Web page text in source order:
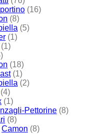
(16)
(8)
(5)
(1)
(1)
(18)
(1)
(2)
(4)
(1)
Pettorine (8)
(8)
Camon (8)